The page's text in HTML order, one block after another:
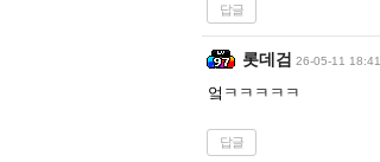
답글
롯데검 26-05-11 18:41
엌ㅋㅋㅋㅋㅋ
답글